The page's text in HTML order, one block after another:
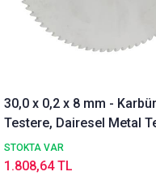
30,0 x 0,2 x 8 mm -
Testere, Dairesel Metal
DIN1837 A, İnce
STOKTA VAR
1.808,64 TL